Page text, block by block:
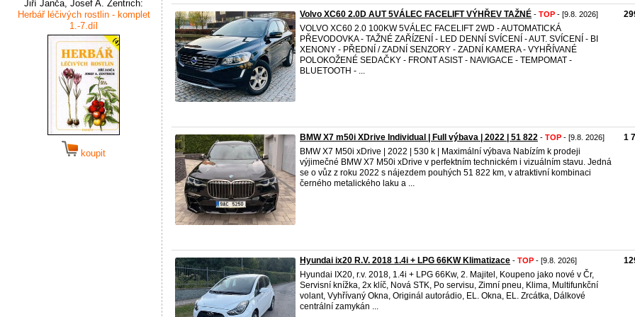
Jiří Janča, Josef A. Zentrich:
Herbář léčivých rostlin - komplet
1.-7.díl
koupit
Volvo XC60 2.0D AUT 5VÁLEC FACELIFT VÝHŘEV TAŽNÉ - TOP - [9.8. 2026]
VOLVO XC60 2.0 100KW 5VÁLEC FACELIFT 2WD - AUTOMATICKÁ
PŘEVODOVKA - TAŽNÉ ZAŘÍZENÍ - LED DENNÍ SVÍCENÍ - AUT. SVÍCENÍ - BI
XENONY - PŘEDNÍ / ZADNÍ SENZORY - ZADNÍ KAMERA - VYHŘÍVANÉ
POLOKOŽENÉ SEDAČKY - FRONT ASIST - NAVIGACE - TEMPOMAT -
BLUETOOTH - ...
BMW X7 m50i XDrive Individual | Full výbava | 2022 | 51 822 - TOP - [9.8. 2026]
BMW X7 M50i xDrive | 2022 | 530 k | Maximální výbava Nabízím k prodeji
výjimečné BMW X7 M50i xDrive v perfektním technickém i vizuálním stavu. Jedná
se o vůz z roku 2022 s nájezdem pouhých 51 822 km, v atraktivní kombinaci
černého metalického laku a ...
1
Hyundai ix20 R.V. 2018 1.4i + LPG 66KW Klimatizace - TOP - [9.8. 2026]
Hyundai IX20, r.v. 2018, 1.4i + LPG 66Kw, 2. Majitel, Koupeno jako nové v Čr,
Servisní knížka, 2x klíč, Nová STK, Po servisu, Zimní pneu, Klima, Multifunkční
volant, Vyhřívaný Okna, Originál autorádio, EL. Okna, EL. Zrcátka, Dálkové
centrální zamykán ...